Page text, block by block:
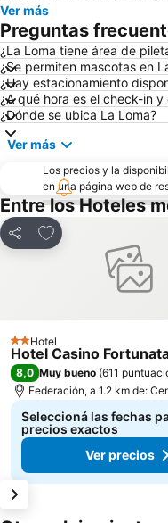
Ver más
Preguntas
¿La Loma tiene área de
¿Se permiten mascotas en
¿Hay estacionamiento
¿A qué hora es el check-in
¿Dónde se ubica La Loma?
Ver más
Los precios y la
en una página web de
Entre los Hoteles
Compartir
Añadir a favoritos
2 Estrellas
Hotel
Hotel Casino
8,0 Muy bueno (611
Federación, a 1.2 km de:
Seleccioná las fechas
precios exactos
Ver precios